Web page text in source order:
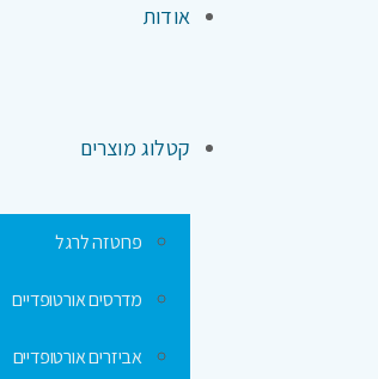
אודות
קטלוג מוצרים
פרוטזה לרגל
מדרסים אורטופדיים
אביזרים אורטופדיים